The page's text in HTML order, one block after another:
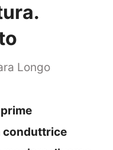
Longo
conduttrice